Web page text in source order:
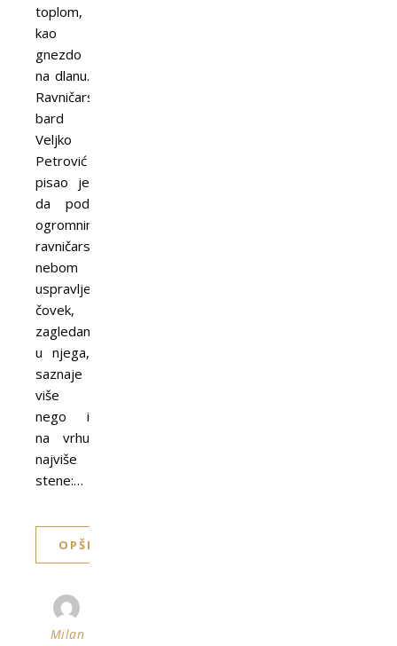
toplom,
kao
gnezdo
na dlanu.
Ravničarski
bard
Veljko
Petrović
pisao je
da pod
ogromnim
ravničarskim
nebom
uspravljen
čovek,
zagledan
u njega,
saznaje
više
nego i
na vrhu
najviše
stene:…
OPŠIRNIJE
Milan